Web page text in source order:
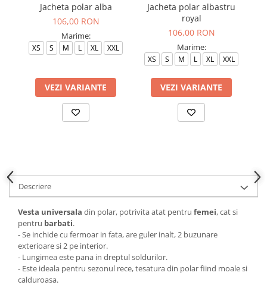
Jacheta polar alba
106,00 RON
Marime:
XS S M L XL XXL
VEZI VARIANTE
Jacheta polar albastru
royal
106,00 RON
Marime:
XS S M L XL XXL
VEZI VARIANTE
Descriere
Vesta universala din polar, potrivita atat pentru femei, cat si
pentru barbati.
- Se inchide cu fermoar in fata, are guler inalt, 2 buzunare
exterioare si 2 pe interior.
- Lungimea este pana in dreptul soldurilor.
- Este ideala pentru sezonul rece, tesatura din polar fiind moale si
calduroasa.